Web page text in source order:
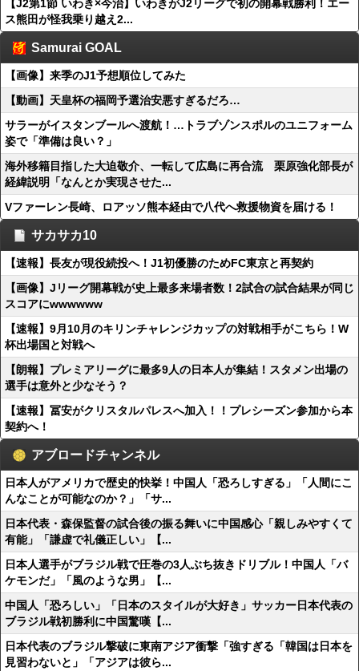
【J2第1節 いわき×今治】いわきがJ2リーグで初の開幕戦勝利！エー
ス熊田が怪我乗り越え2...
Samurai GOAL
【画像】来季のJ1予想順位してみた
【動画】天皇杯の福岡予選治安悪すぎるだろ…
サラーがイスタンブールへ渡航！…トラブゾンスポルのユニフォーム
姿で「準備は良い？」
海外移籍目指した大迫敬介、一転して広島に再合流 栗原強化部長が
経緯説明「なんとか実現させた...
Vファーレン長崎、ロアッソ熊本経由で八代へ救援物資を届ける！
サカサカ10
【速報】長友が現役続投へ！J1初優勝のためFC東京と再契約
【画像】Jリーグ開幕戦が史上最多来場者数！2試合の試合結果が同じ
スコアにwwwwww
【速報】9月10月のキリンチャレンジカップの対戦相手がこちら！W
杯出場国と対戦へ
【朗報】プレミアリーグに最多9人の日本人が集結！スタメン出場の
選手は意外と少なそう？
【速報】冨安がクリスタルパレスへ加入！！プレシーズン参加から本
契約へ！
アブロードチャンネル
日本人がアメリカで歴史的快挙！中国人「恐ろしすぎる」「人間にこ
んなことが可能なのか？」「サ...
日本代表・森保監督の試合後の振る舞いに中国感心「親しみやすくて
有能」「謙虚で礼儀正しい」【...
日本人選手がブラジル戦で圧巻の3人ぶち抜きドリブル！中国人「バ
ケモンだ」「風のような男」【...
中国人「恐ろしい」「日本のスタイルが大好き」サッカー日本代表の
ブラジル戦初勝利に中国驚嘆【...
日本代表のブラジル撃破に東南アジア衝撃「強すぎる「韓国は日本を
見習わないと」「アジアは彼ら...